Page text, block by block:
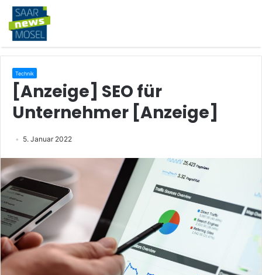
Technik
[Anzeige] SEO für
Unternehmer [Anzeige]
5. Januar 2022